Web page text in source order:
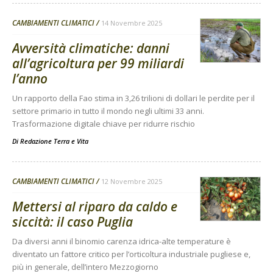
CAMBIAMENTI CLIMATICI 14 Novembre 2025
Avversità climatiche: danni
all’agricoltura per 99 miliardi
l’anno
Un rapporto della Fao stima in 3,26 trilioni di dollari le perdite per il
settore primario in tutto il mondo negli ultimi 33 anni.
Trasformazione digitale chiave per ridurre rischio
Di Redazione Terra e Vita
CAMBIAMENTI CLIMATICI 12 Novembre 2025
Mettersi al riparo da caldo e
siccità: il caso Puglia
Da diversi anni il binomio carenza idrica-alte temperature è
diventato un fattore critico per l’orticoltura industriale pugliese e,
più in generale, dell’intero Mezzogiorno